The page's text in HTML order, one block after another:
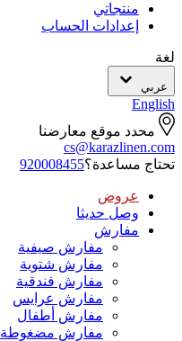
منتجاتي
إعدادات الحساب
لغة
عربي
English
محدد موقع معارضنا
cs@karazlinen.com
تحتاج مساعدة؟920008455
عروض
وصل حديثا
مفارش
مفارش صيفية
مفارش شتوية
مفارش فندقية
مفارش عرايس
مفارش أطفال
مفارش مضغوطة